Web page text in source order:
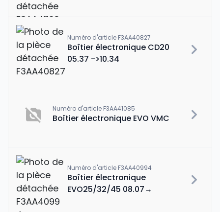
Numéro d'article F3AA40827
Boîtier électronique CD20
05.37 ->10.34
Numéro d'article F3AA41085
Boîtier électronique EVO VMC
Numéro d'article F3AA40994
Boîtier électronique
EVO25/32/45 08.07→